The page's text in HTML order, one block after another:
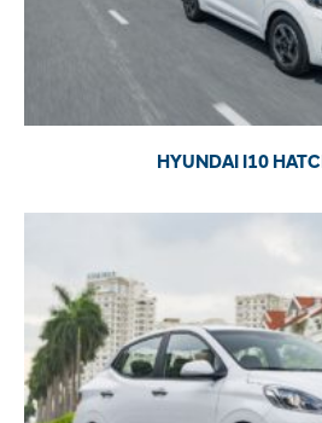
HYUNDAI I10